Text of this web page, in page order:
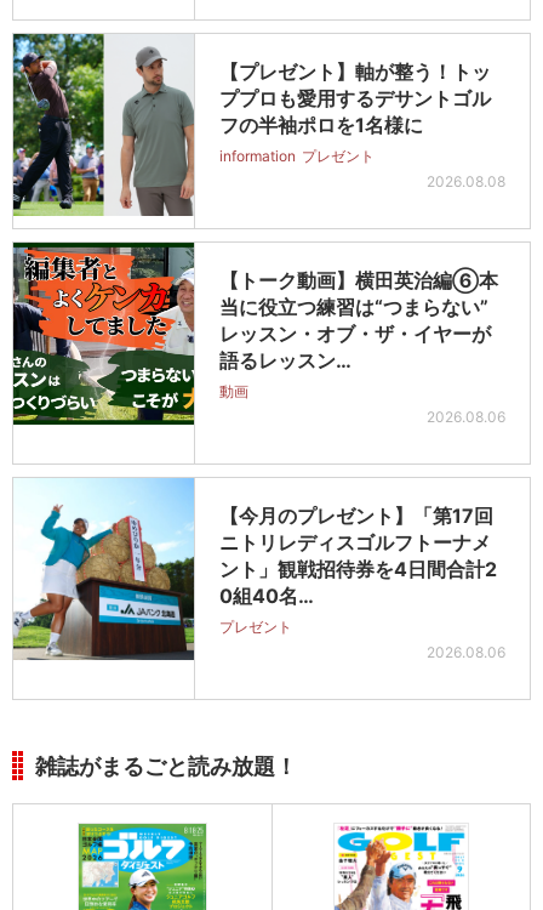
【プレゼント】軸が整う！トッ
ププロも愛用するデサントゴル
フの半袖ポロを1名様に
information プレゼント
2026.08.08
【トーク動画】横田英治編⑥本
当に役立つ練習は“つまらない”
レッスン・オブ・ザ・イヤーが
語るレッスン…
動画
2026.08.06
【今月のプレゼント】「第17回
ニトリレディスゴルフトーナメ
ント」観戦招待券を4日間合計2
0組40名…
プレゼント
2026.08.06
雑誌がまるごと読み放題！